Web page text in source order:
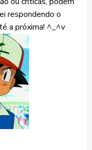
respondendo o
a próxima! ^_^v